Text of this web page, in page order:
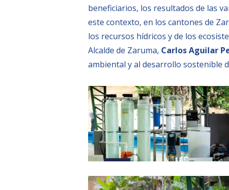
beneficiarios, los resultados de las
este contexto, en los cantones de
los recursos hídricos y de los
Alcalde de Zaruma, Carlos Aguilar
ambiental y al desarrollo sostenible